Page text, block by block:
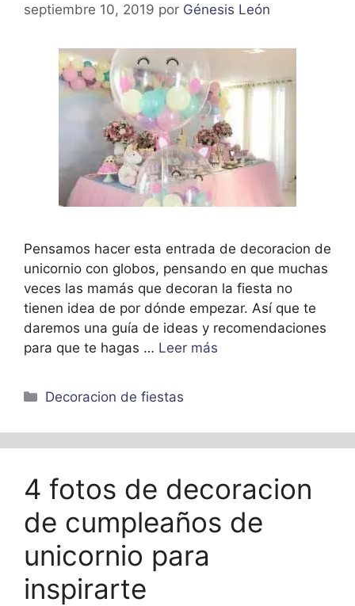
septiembre 10, 2019 por Génesis León
Pensamos hacer esta entrada de decoracion de
unicornio con globos, pensando en que muchas
veces las mamás que decoran la fiesta no
tienen idea de por dónde empezar. Así que te
daremos una guía de ideas y recomendaciones
para que te hagas … Leer más
Categorías
Decoracion de fiestas
4 fotos de decoracion
de cumpleaños de
unicornio para
inspirarte